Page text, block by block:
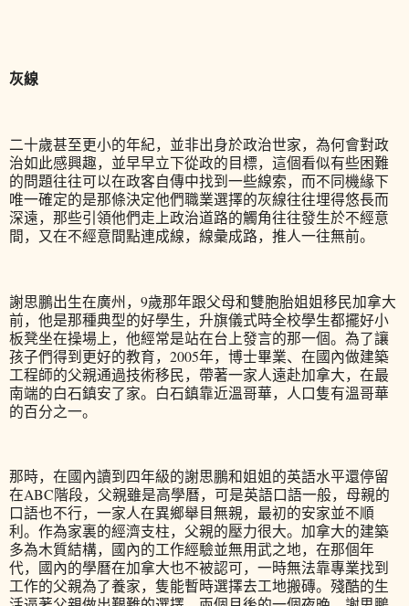
灰線
二十歲甚至更小的年紀，並非出身於政治世家，為何會對政
治如此感興趣，並早早立下從政的目標，這個看似有些困難
的問題往往可以在政客自傳中找到一些線索，而不同機緣下
唯一確定的是那條決定他們職業選擇的灰線往往埋得悠長而
深遠，那些引領他們走上政治道路的觸角往往發生於不經意
間，又在不經意間點連成線，線彙成路，推人一往無前。
謝思鵬出生在廣州，9歲那年跟父母和雙胞胎姐姐移民加拿大
前，他是那種典型的好學生，升旗儀式時全校學生都擺好小
板凳坐在操場上，他經常是站在台上發言的那一個。為了讓
孩子們得到更好的教育，2005年，博士畢業、在國內做建築
工程師的父親通過技術移民，帶著一家人遠赴加拿大，在最
南端的白石鎮安了家。白石鎮靠近溫哥華，人口隻有溫哥華
的百分之一。
那時，在國內讀到四年級的謝思鵬和姐姐的英語水平還停留
在ABC階段，父親雖是高學曆，可是英語口語一般，母親的
口語也不行，一家人在異鄉舉目無親，最初的安家並不順
利。作為家裏的經濟支柱，父親的壓力很大。加拿大的建築
多為木質結構，國內的工作經驗並無用武之地，在那個年
代，國內的學曆在加拿大也不被認可，一時無法靠專業找到
工作的父親為了養家，隻能暫時選擇去工地搬磚。殘酷的生